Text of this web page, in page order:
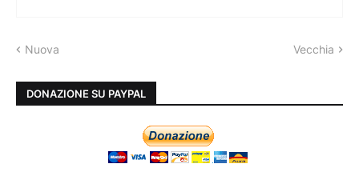
Nuova Vecchia
DONAZIONE SU PAYPAL